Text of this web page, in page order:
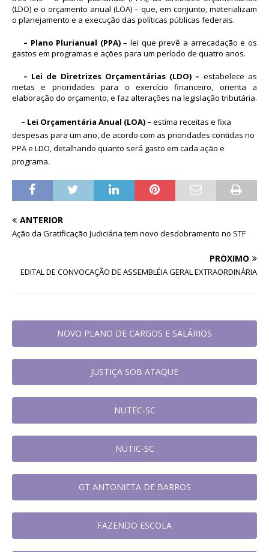
(LDO) e o orçamento anual (LOA) – que, em conjunto, materializam
o planejamento e a execução das políticas públicas federais.
– Plano Plurianual (PPA)– lei que prevê a arrecadação e os
gastos em programas e ações para um período de quatro anos.
– Lei de Diretrizes Orçamentárias (LDO) – estabelece as
metas e prioridades para o exercício financeiro, orienta a
elaboração do orçamento, e faz alterações na legislação tributária.
– Lei Orçamentária Anual (LOA) – estima receitas e fixa
despesas para um ano, de acordo com as prioridades contidas no
PPA e LDO, detalhando quanto será gasto em cada ação e
programa.
ANTERIOR
Ação da Gratificação Judiciária tem novo desdobramento no STF
PRÓXIMO
EDITAL DE CONVOCAÇÃO DE ASSEMBLÉIA GERAL EXTRAORDINÁRIA
NOVO PLANO DE CARGOS E SALÁRIOS
JUSTIÇA SOB ATAQUE
NUTEC-SC
NUTIC-SC
GT ANTONIETA DE BARROS
FAZENDO ESCOLA